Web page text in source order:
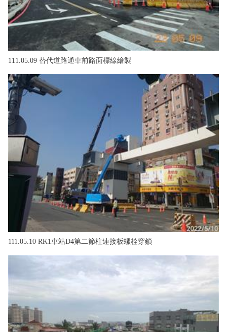
111.05.09 替代道路通車前路面標線繪製
111.05.10 RK1車站D4第二節柱連接板螺栓穿鎖